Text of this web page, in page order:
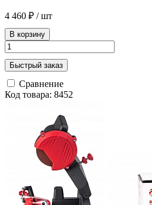
4 460 ₽ / шт
В корзину
Быстрый заказ
Сравнение
Код товара: 8452